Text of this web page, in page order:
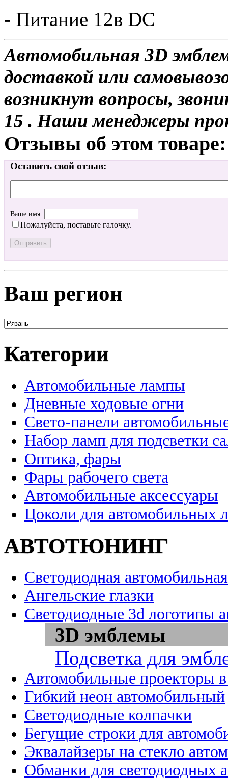
- Питание 12в DC
Автомобильная 3D
доставкой или
возникнут вопросы,
15 . Наши менеджеры
Отзывы об этом товаре:
Оставить свой отзыв:
Ваше имя:
Пожалуйста, поставьте галочку.
Ваш регион
Категории
Автомобильные лампы
Дневные ходовые огни
Свето-панели
Набор ламп для подсветки
Оптика, фары
Фары рабочего света
Автомобильные аксессуары
Цоколи для автомобильных
АВТОТЮНИНГ
Светодиодная
Ангельские глазки
Светодиодные 3d логотипы
3D эмблемы
Подсветка для
Автомобильные проекторы
Гибкий неон автомобильный
Светодиодные колпачки
Бегущие строки для
Эквалайзеры на стекло
Обманки для светодиодных